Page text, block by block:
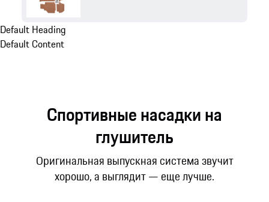
Default Heading
Default Content
Спортивные насадки на
глушитель
Оригинальная выпускная система звучит
хорошо, а выглядит — еще лучше.